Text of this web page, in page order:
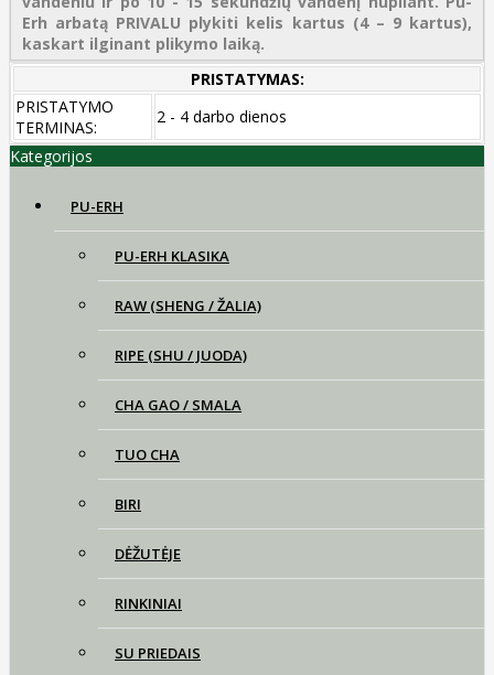
Erh arbatą PRIVALU plykiti kelis kartus (4 – 9 kartus),
kaskart ilginant plikymo laiką.
PRISTATYMAS:
PRISTATYMO
TERMINAS:
2 - 4 darbo dienos
Kategorijos
PU-ERH
PU-ERH KLASIKA
RAW (SHENG / ŽALIA)
RIPE (SHU / JUODA)
CHA GAO / SMALA
TUO CHA
BIRI
DĖŽUTĖJE
RINKINIAI
SU PRIEDAIS